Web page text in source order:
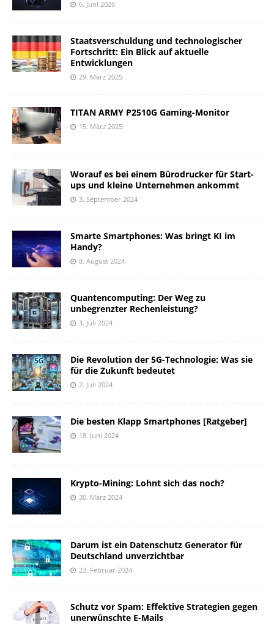
6. Juni 2026
Staatsverschuldung und technologischer
Fortschritt: Ein Blick auf aktuelle
Entwicklungen
29. März 2025
TITAN ARMY P2510G Gaming-Monitor
15. März 2025
Worauf es bei einem Bürodrucker für Start-
ups und kleine Unternehmen ankommt
3. September 2024
Smarte Smartphones: Was bringt KI im
Handy?
8. August 2024
Quantencomputing: Der Weg zu
unbegrenzter Rechenleistung?
3. Juli 2024
Die Revolution der 5G-Technologie: Was sie
für die Zukunft bedeutet
2. Juli 2024
Die besten Klapp Smartphones [Ratgeber]
18. Juni 2024
Krypto-Mining: Lohnt sich das noch?
30. März 2024
Darum ist ein Datenschutz Generator für
Deutschland unverzichtbar
23. Februar 2024
Schutz vor Spam: Effektive Strategien gegen
unerwünschte E-Mails